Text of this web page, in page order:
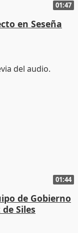
01:47
en Seseña
01:44
de Gobierno
Siles